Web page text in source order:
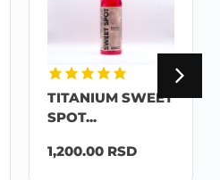
TITANIUM SWEET
SPOT...
1,200.00 RSD